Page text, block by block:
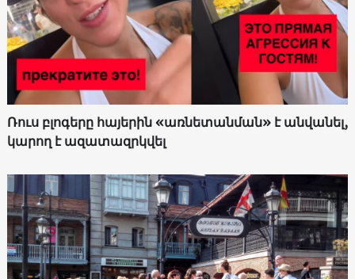
Ռուս բլոգերը հայերին «առնետանման» է անվանել,
կարող է ազատազրկվել